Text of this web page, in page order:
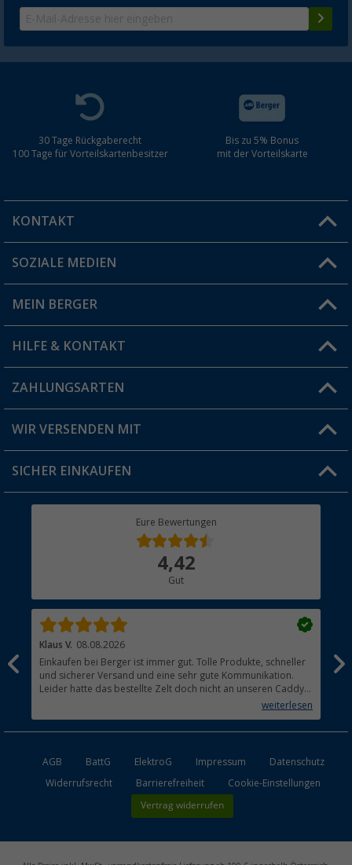
30 Tage Rückgaberecht
100 Tage für Vorteilskartenbesitzer
Bis zu 5% Bonus
mit der Vorteilskarte
KONTAKT
Du hast eine Frage?
Filiale finden
SOZIALE MEDIEN
MEIN BERGER
Vorteilskarte
Blog
Jobs & Karriere
HILFE & KONTAKT
FAQ & Kontakt
Versandinformationen
Rücksendung
ZAHLUNGSARTEN
WIR VERSENDEN MIT
SICHER EINKAUFEN
Eure Bewertungen
4,42
Gut
Klaus V. 08.08.2026
Einkaufen bei Berger ist immer gut. Tolle Produkte, schneller
und sicherer Versand und eine sehr gute Kommunikation.
Leider hatte das bestellte Zelt doch nicht an unseren Caddy
Maxi gepasst. Die Rückabwicklung verlief ebenfalls absolut
weiterlesen
AGB BattG ElektroG Impressum
Datenschutz
Widerrufsrecht
Barrierefreiheit Cookie-Einstellungen
Vertrag widerrufen